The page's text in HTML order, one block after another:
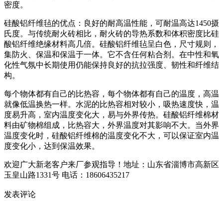
密度。
硅酸铝纤维毡的优点：良好的耐高温性能，可耐温高达1450摄
氏度。与传统耐火砖相比，耐火砖的导热系数和体积密度比硅
酸铝纤维绝缘材料高几倍。硅酸铝纤维毡呈白色，尺寸规则，
集防火、保温和保温于一体。它不含任何粘合剂。在中性和氧
化性气氛中长期使用仍能保持良好的抗拉强度、韧性和纤维结
构。
每个物体都有自己的比热容，每个物体都有自己的温度，高温
就像低温换热一样。水泥的比热容相对较小，吸热速度快，温
度易升高，室内温度变化大，易与外界传热。硅酸铝纤维棉材
料由矿物棉组成，比热容大，外界温度对其影响不大。当外界
温度变化时，硅酸铝纤维棉的温度变化不大，可以保证室内温
度变化小，达到保温效果。
欢迎广大新老客户来厂参观指导！地址：山东省淄博市高新区
玉皇山路1331号 电话：18606435217
发表评论